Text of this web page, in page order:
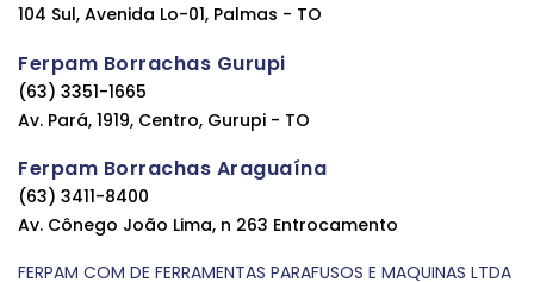
104 Sul, Avenida Lo-01, Palmas - TO
Ferpam Borrachas Gurupi
(63) 3351-1665
Av. Pará, 1919, Centro, Gurupi - TO
Ferpam Borrachas Araguaína
(63) 3411-8400
Av. Cônego João Lima, n 263 Entrocamento
FERPAM COM DE FERRAMENTAS PARAFUSOS E MAQUINAS LTDA